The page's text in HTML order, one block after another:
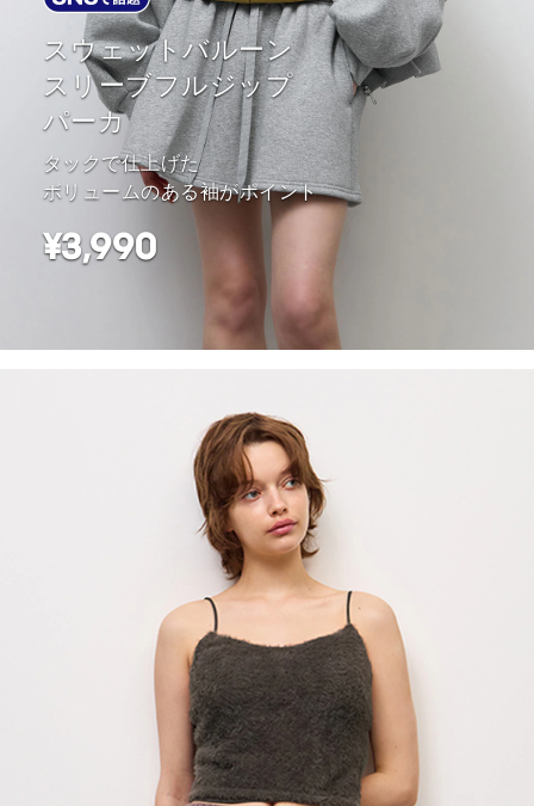
スウェットバルーン
スリーブフルジップ
パーカ
タックで仕上げた
ボリュームのある袖がポイント
¥3,990